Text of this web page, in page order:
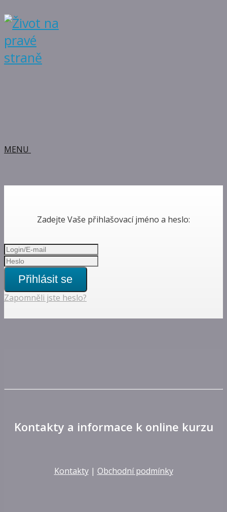
MENU
Zadejte Vaše přihlašovací jméno a heslo:
Přihlásit se
Zapomněli jste heslo?
Kontakty a informace k online kurzu
Kontakty| Obchodní podmínky